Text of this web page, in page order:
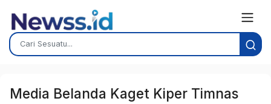
Media Belanda Kaget Kiper Timnas